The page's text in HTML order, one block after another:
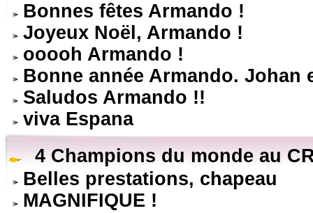
Bonnes fêtes Armando !
Joyeux Noël, Armando !
ooooh Armando !
Bonne année Armando. Johan
Saludos Armando !!
viva Espana
4 Champions du monde au
Belles prestations, chapeau
MAGNIFIQUE !